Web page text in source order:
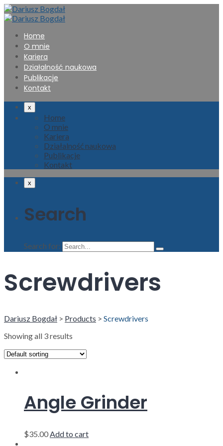
Home
O mnie
Kariera
Działalność naukowa
Publikacje
Kontakt
x
Home
O mnie
Kariera
Działalność naukowa
Publikacje
Kontakt
x
Search
Search for:
Screwdrivers
Dariusz Bogdał > Products > Screwdrivers
Showing all 3 results
Angle Grinder
$35.00Add to cart